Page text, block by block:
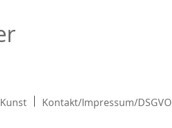
Kunst Kontakt/Impressum/DSGVO